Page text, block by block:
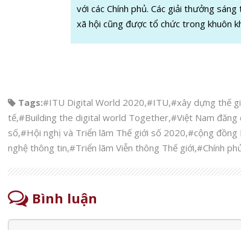
với các Chính phủ. Các giải thưởng
xã hội cũng được tổ chức trong khuôn
Tags:#ITU Digital World 2020,#ITU,#xây dựng thế
tế,#Building the digital world Together,#Việt Nam đăng
số,#Hội nghị và Triển lãm Thế giới số 2020,#cộng đồng
nghệ thông tin,#Triển lãm Viễn thông Thế giới,#Chính
Bình luận